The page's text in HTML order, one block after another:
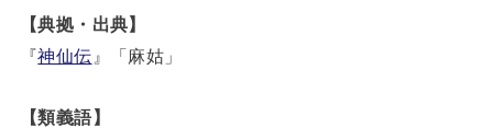
【典拠・出典】
『神仙伝 』「麻姑」
【類義語】